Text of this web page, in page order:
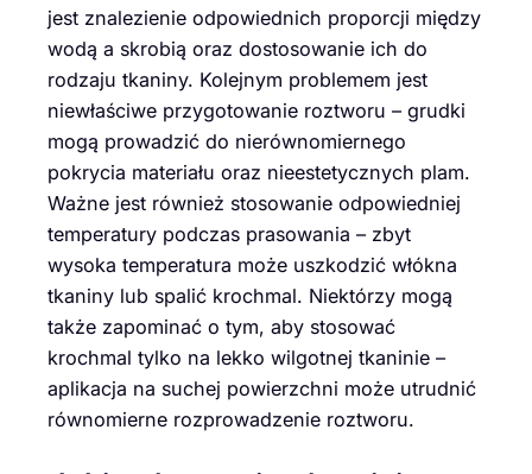
jest znalezienie odpowiednich proporcji między
wodą a skrobią oraz dostosowanie ich do
rodzaju tkaniny. Kolejnym problemem jest
niewłaściwe przygotowanie roztworu – grudki
mogą prowadzić do nierównomiernego
pokrycia materiału oraz nieestetycznych plam.
Ważne jest również stosowanie odpowiedniej
temperatury podczas prasowania – zbyt
wysoka temperatura może uszkodzić włókna
tkaniny lub spalić krochmal. Niektórzy mogą
także zapominać o tym, aby stosować
krochmal tylko na lekko wilgotnej tkaninie –
aplikacja na suchej powierzchni może utrudnić
równomierne rozprowadzenie roztworu.